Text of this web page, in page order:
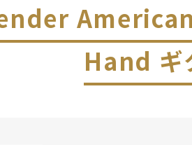
Hand ギ